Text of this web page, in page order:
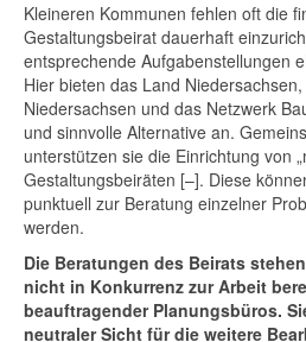
Kleineren Kommunen fehlen oft die
Gestaltungsbeirat dauerhaft
entsprechende Aufgabenstellungen
Hier bieten das Land
Niedersachsen und das Netzwerk
und sinnvolle Alternative an.
unterstützen sie die Einrichtung von
Gestaltungsbeiräten [–]. Diese
punktuell zur Beratung einzelner
werden.
Die Beratungen des Beirats
nicht in Konkurrenz zur Arbeit
beauftragender Planungsbüros.
neutraler Sicht für die weitere